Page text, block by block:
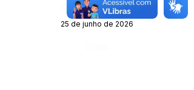
Data da Publicação:
25 de junho de 2026